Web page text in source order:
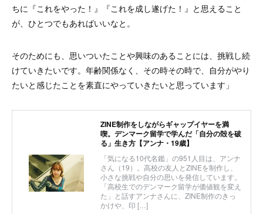
ちに『これをやった！』『これを成し遂げた！』と思えること
が、ひとつでもあればいいなと。
そのためにも、思いついたことや興味のあることには、挑戦し続
けていきたいです。年齢関係なく、その時その時で、自分がやり
たいと感じたことを素直にやっていきたいと思っています」
ZINE制作をしながらギャップイヤーを満
喫。デンマーク留学で学んだ「自分の殻を破
る」生き方【アンナ・19歳】
「気になる10代名鑑」の951人目は、アンナ
さん（19）。高校の友人とZINEを制作し、
小さな挑戦や自分の思いを発信しています。
「高校生でのデンマーク留学が価値観を変え
た」と話すアンナさんに、ZINE制作のきっ
かけや、印 […]